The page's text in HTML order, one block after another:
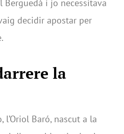
i jo necessitava
decidir apostar per
la
l’Oriol Baró, nascut a la